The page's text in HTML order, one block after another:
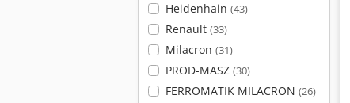
Heidenhain (43)
Renault (33)
Milacron (31)
PROD-MASZ (30)
FERROMATIK MILACRON (26)